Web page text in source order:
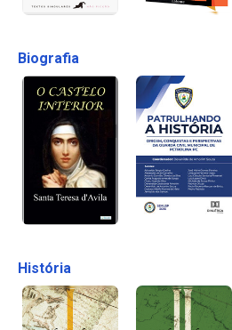
Biografia
História